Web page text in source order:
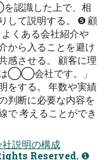
認識した上で、相
して説明する。 ❺ 顧
くある会社紹介や
から⼊ることを避け
感させる。 顧客に理
は◯◯会社です。」
をする。 年数や実績
判断に必要な内容を
で 考えることができ
説明の構成
Reserved. ❶